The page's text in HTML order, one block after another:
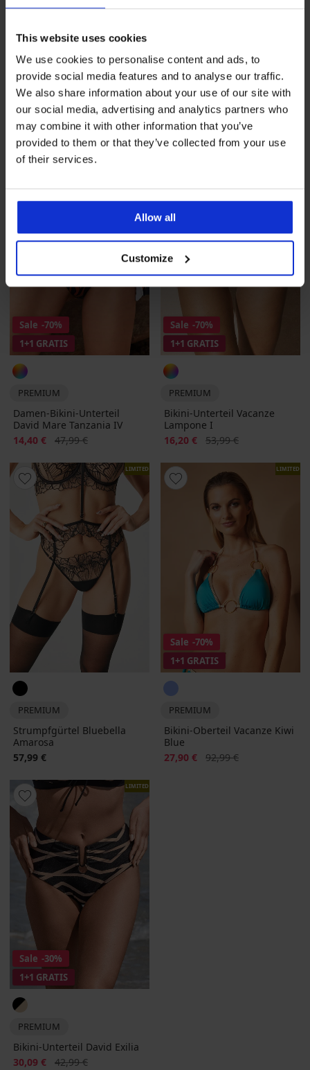
This website uses cookies
We use cookies to personalise content and ads, to
provide social media features and to analyse our traffic.
We also share information about your use of our site with
our social media, advertising and analytics partners who
may combine it with other information that you’ve
provided to them or that they’ve collected from your use
of their services.
Allow all
Customize
1+1 GRATIS
PREMIUM
Damen Bikini-Oberteil
Miradonna Sophia
Rabatt
34,80 €Alter Preis
115,99 €
1+1 GRATIS
PREMIUM
Bikini-Oberteil David Mare
Arty Modern
Rabatt
21,60 € Alter Preis
71,99 €
Sale -70%
1+1 GRATIS
PREMIUM
Damen-Bikini-Unterteil
David Mare Tanzania IV
Rabatt
14,40 € Alter Preis
47,99 €
Sale -70%
1+1 GRATIS
PREMIUM
Bikini-Unterteil Vacanze
Lampone I
Rabatt
16,20 € Alter Preis
53,99 €
LIMITED
PREMIUM
Strumpfgürtel Bluebella
Amarosa
57,99 €
LIMITED
Sale -70%
1+1 GRATIS
PREMIUM
Bikini-Oberteil Vacanze Kiwi
Blue
Rabatt
27,90 € Alter Preis
92,99 €
LIMITED
Sale -30%
1+1 GRATIS
PREMIUM
Bikini-Unterteil David Exilia
Rabatt
30,09 € Alter Preis
42,99 €